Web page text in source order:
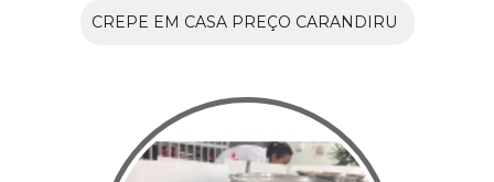
CREPE EM CASA PREÇO CARANDIRU